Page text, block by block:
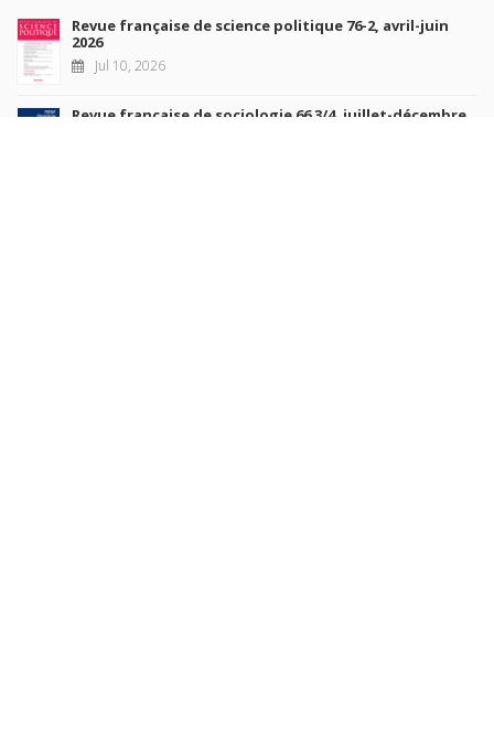
Revue française de science politique 76-2, avril-juin
2026
Jul 10, 2026
Revue française de sociologie 66 3/4, juillet-décembre